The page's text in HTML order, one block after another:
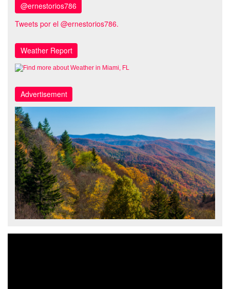
@ernestorios786
Tweets por el @ernestorios786.
Weather Report
Advertisement